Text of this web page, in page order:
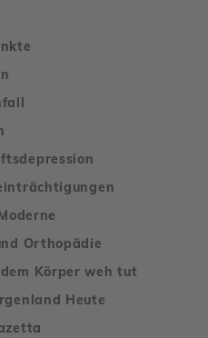
Orthopädie
Körper weh tut
Heute